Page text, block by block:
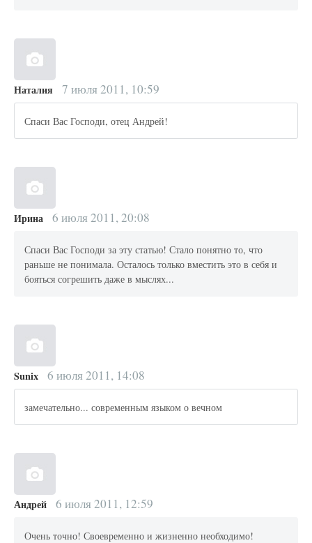
Наталия 7 июля 2011, 10:59
Спаси Вас Господи, отец Андрей!
Ирина 6 июля 2011, 20:08
Спаси Вас Господи за эту статью! Стало понятно то, что
раньше не понимала. Осталось только вместить это в себя и
бояться согрешить даже в мыслях...
Sunix 6 июля 2011, 14:08
замечательно... современным языком о вечном
Андрей 6 июля 2011, 12:59
Очень точно! Своевременно и жизненно необходимо!